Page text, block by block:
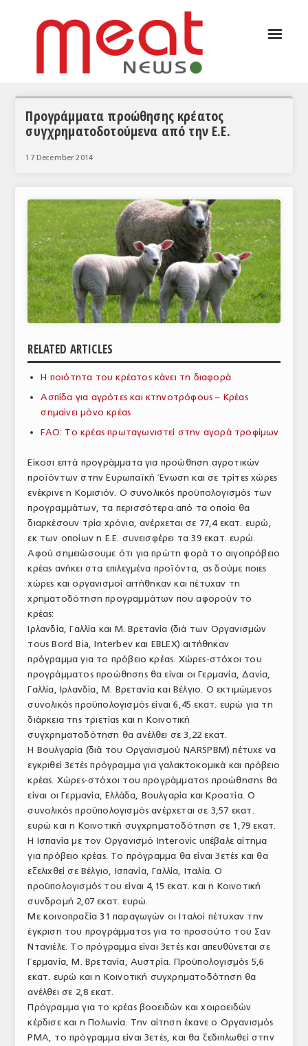
ΣΥΝΕΝΤΕΥΞΕΙΣ
ΘΕΜΑΤΑ
ΚΟΣΜΟΣ
ΕΙΔΗΣΕΙΣ
ΕΥΡΩΠΑΪΚΕΣ ΑΠΟΦΑΣΕΙΣ
ΘΕΜΑΤΑ
ΕΜΠΟΡΙΚΟΣ ΚΑΤΑΛΟΓΟΣ
ΠΑΡΑΓΩΓΗ & ΕΜΠΟΡΙΑ
ΣΦΑΓΕΙΑ
ΠΡΩΤΕΣ ΥΛΕΣ
ΕΞΟΠΛΙΣΜΟΣ
ΥΠΗΡΕΣΙΕΣ
ΕΜΠΟΡΙΚΟΙ ΑΝΤΙΠΡΟΣΩΠΟΙ
ΝΟΜΟΘΕΣΙΑ
ΕΛΛΗΝΙΚΗ ΝΟΜΟΘΕΣΙΑ
ΕΥΡΩΠΑΪΚΗ ΝΟΜΟΘΕΣΙΑ
ΤΟ ΠΕΡΙΟΔΙΚΟ
Profile
ΑΡΧΕΙΟ ΤΕΥΧΩΝ
ΣΥΝΕΔΡΙΟ ΚΡΕΑΤΟΣ
☰
Προγράμματα προώθησης κρέατος
συγχρηματοδοτούμενα από την Ε.Ε.
17 December 2014
RELATED ARTICLES
Η ποιότητα του κρέατος κάνει τη διαφορά
Ασπίδα για αγρότες και κτηνοτρόφους – Κρέας
σημαίνει μόνο κρέας
FAO: Το κρέας πρωταγωνιστεί στην αγορά τροφίμων
Είκοσι επτά προγράμματα για προώθηση αγροτικών
προϊόντων στην Ευρωπαϊκή Ένωση και σε τρίτες χώρες
ενέκρινε η Κομισιόν. Ο συνολικός προϋπολογισμός των
προγραμμάτων, τα περισσότερα από τα οποία θα
διαρκέσουν τρία χρόνια, ανέρχεται σε 77,4 εκατ. ευρώ,
εκ των οποίων η Ε.Ε. συνεισφέρει τα 39 εκατ. ευρώ.
Αφού σημειώσουμε ότι για πρώτη φορά το αιγοπρόβειο
κρέας ανήκει στα επιλεγμένα προϊόντα, ας δούμε ποιες
χώρες και οργανισμοί αιτήθηκαν και πέτυχαν τη
χρηματοδότηση προγραμμάτων που αφορούν το
κρέας:
Ιρλανδία, Γαλλία και Μ. Βρετανία (διά των Οργανισμών
τους Bord Bia, Interbev και EBLEX) αιτήθηκαν
πρόγραμμα για το πρόβειο κρέας. Χώρες-στόχοι του
προγράμματος προώθησης θα είναι οι Γερμανία, Δανία,
Γαλλία, Ιρλανδία, Μ. Βρετανία και Βέλγιο. Ο εκτιμώμενος
συνολικός προϋπολογισμός είναι 6,45 εκατ. ευρώ για τη
διάρκεια της τριετίας και η Κοινοτική
συγχρηματοδότηση θα ανέλθει σε 3,22 εκατ.
Η Βουλγαρία (διά του Οργανισμού NARSPBM) πέτυχε να
εγκριθεί 3ετές πρόγραμμα για γαλακτοκομικά και πρόβειο
κρέας. Χώρες-στόχοι του προγράμματος προώθησης θα
είναι οι Γερμανία, Ελλάδα, Βουλγαρία και Κροατία. Ο
συνολικός προϋπολογισμός ανέρχεται σε 3,57 εκατ.
ευρώ και η Κοινοτική συγχρηματοδότηση σε 1,79 εκατ.
Η Ισπανία με τον Οργανισμό Interovic υπέβαλε αίτημα
για πρόβειο κρέας. Το πρόγραμμα θα είναι 3ετές και θα
εξελιχθεί σε Βέλγιο, Ισπανία, Γαλλία, Ιταλία. Ο
προϋπολογισμός του είναι 4,15 εκατ. και η Κοινοτική
συνδρομή 2,07 εκατ. ευρώ.
Με κοινοπραξία 31 παραγωγών οι Ιταλοί πέτυχαν την
έγκριση του προγράμματος για το προσούτο του Σαν
Ντανιέλε. Το πρόγραμμα είναι 3ετές και απευθύνεται σε
Γερμανία, Μ. Βρετανία, Αυστρία. Προϋπολογισμός 5,6
εκατ. ευρώ και η Κοινοτική συγχρηματοδότηση θα
ανέλθει σε 2,8 εκατ.
Πρόγραμμα για το κρέας βοοειδών και χοιροειδών
κέρδισε και η Πολωνία. Την αίτηση έκανε ο Οργανισμός
PMA, το πρόγραμμα είναι 3ετές, και θα ξεδιπλωθεί στην